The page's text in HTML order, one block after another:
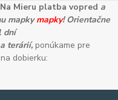
Mieru platba vopred a
mapkymapky! Orientačne
dní
terárií, ponúkame pre
dobierku: